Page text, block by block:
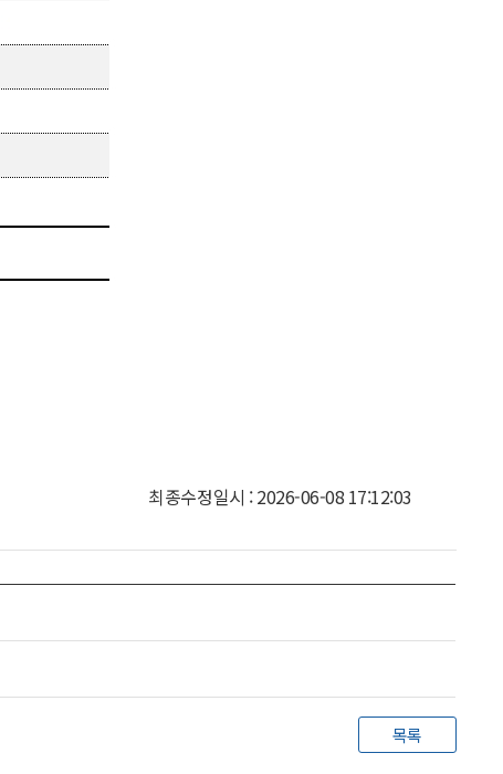
최종수정일시 : 2026-06-08 17:12:03
목록